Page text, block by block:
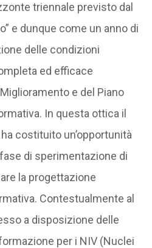
triennale previsto dal
e dunque come un anno di
delle condizioni
ed efficace
e del Piano
In questa ottica il
costituito un’opportunità
di sperimentazione di
la progettazione
Contestualmente al
a disposizione delle
per i NIV (Nuclei